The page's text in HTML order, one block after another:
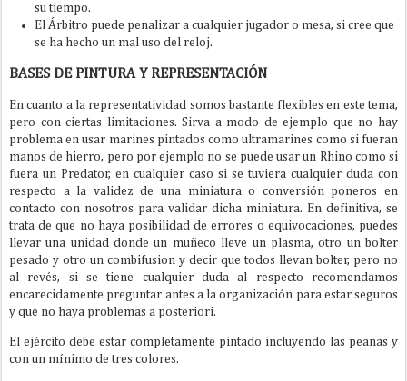
su tiempo.
El Árbitro puede penalizar a cualquier jugador o mesa, si cree que
se ha hecho un mal uso del reloj.
BASES DE PINTURA Y REPRESENTACIÓN
En cuanto a la representatividad somos bastante flexibles en este tema,
pero con ciertas limitaciones. Sirva a modo de ejemplo que no hay
problema en usar marines pintados como ultramarines como si fueran
manos de hierro, pero por ejemplo no se puede usar un Rhino como si
fuera un Predator, en cualquier caso si se tuviera cualquier duda con
respecto a la validez de una miniatura o conversión poneros en
contacto con nosotros para validar dicha miniatura. En definitiva, se
trata de que no haya posibilidad de errores o equivocaciones, puedes
llevar una unidad donde un muñeco lleve un plasma, otro un bolter
pesado y otro un combifusion y decir que todos llevan bolter, pero no
al revés, si se tiene cualquier duda al respecto recomendamos
encarecidamente preguntar antes a la organización para estar seguros
y que no haya problemas a posteriori.
El ejército debe estar completamente pintado incluyendo las peanas y
con un mínimo de tres colores.